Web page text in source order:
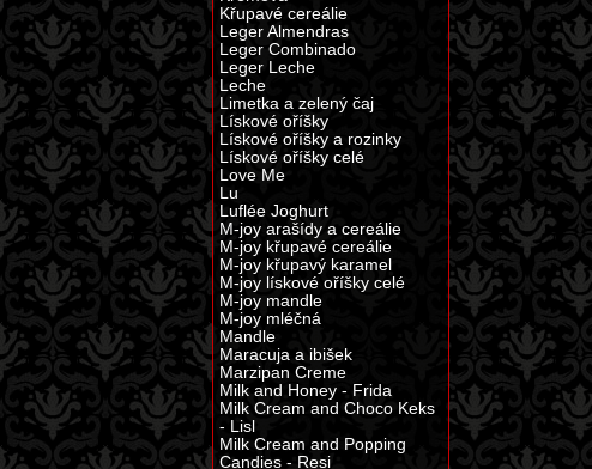
Křupavé cereálie
Leger Almendras
Leger Combinado
Leger Leche
Leche
Limetka a zelený čaj
Lískové oříšky
Lískové oříšky a rozinky
Lískové oříšky celé
Love Me
Lu
Luflée Joghurt
M-joy arašídy a cereálie
M-joy křupavé cereálie
M-joy křupavý karamel
M-joy lískové oříšky celé
M-joy mandle
M-joy mléčná
Mandle
Maracuja a ibišek
Marzipan Creme
Milk and Honey - Frida
Milk Cream and Choco Keks
- Lisl
Milk Cream and Popping
Candies - Resi